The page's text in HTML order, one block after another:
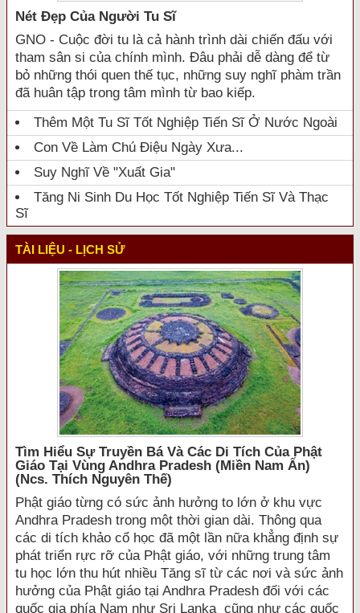
Nét Đẹp Của Người Tu Sĩ
GNO - Cuộc đời tu là cả hành trình dài chiến đấu với
tham sân si của chính mình. Đâu phải dễ dàng để từ
bỏ những thói quen thế tục, những suy nghĩ phàm trần
đã huân tập trong tâm mình từ bao kiếp.
Thêm Một Tu Sĩ Tốt Nghiệp Tiến Sĩ Ở Nước Ngoài
Con Về Làm Chú Điệu Ngày Xưa...
Suy Nghĩ Về "xuất Gia"
Tăng Ni Sinh Du Học Tốt Nghiệp Tiến Sĩ Và Thạc
Sĩ
TÀI LIỆU - LỊCH SỬ
Tìm Hiểu Sự Truyền Bá Và Các Di Tích Của Phật
Giáo Tại Vùng Andhra Pradesh (miền Nam Ấn)
(ncs. Thích Nguyên Thế)
Phật giáo từng có sức ảnh hưởng to lớn ở khu vực
Andhra Pradesh trong một thời gian dài. Thông qua
các di tích khảo cổ học đã một lần nữa khẳng định sự
phát triển rực rỡ của Phật giáo, với những trung tâm
tu học lớn thu hút nhiều Tăng sĩ từ các nơi và sức ảnh
hưởng của Phật giáo tại Andhra Pradesh đối với các
quốc gia phía Nam như Sri Lanka cũng như các quốc